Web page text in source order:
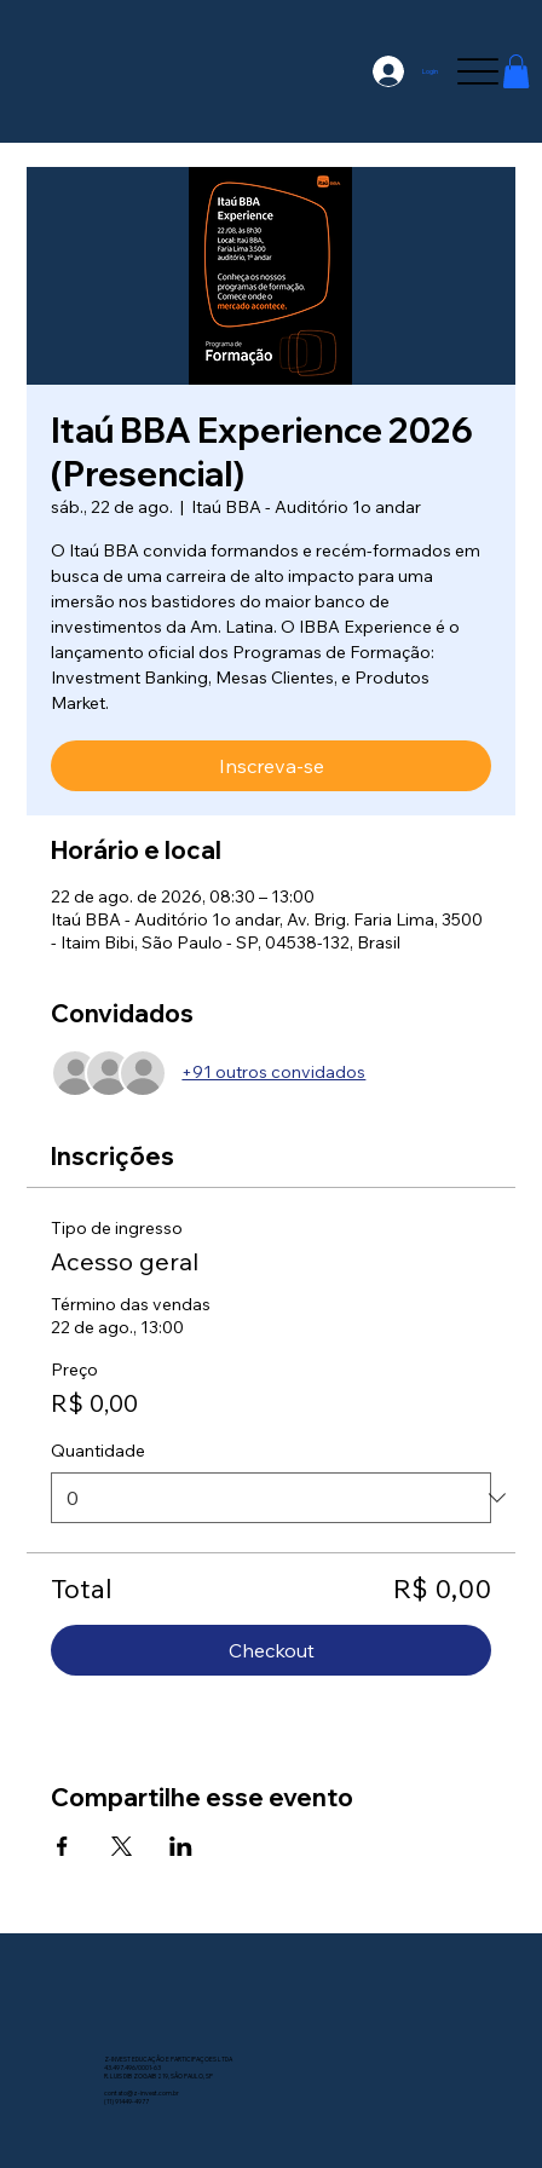
Login
Itaú BBA Experience 2026
(Presencial)
sáb., 22 de ago.
  |
Itaú BBA - Auditório 1o andar
O Itaú BBA convida formandos e recém-formados em
busca de uma carreira de alto impacto para uma
imersão nos bastidores do maior banco de
investimentos da Am. Latina. O IBBA Experience é o
lançamento oficial dos Programas de Formação:
Investment Banking, Mesas Clientes, e Produtos
Market.
Inscreva-se
Horário e local
22 de ago. de 2026, 08:30 – 13:00
Itaú BBA - Auditório 1o andar, Av. Brig. Faria Lima, 3500
- Itaim Bibi, São Paulo - SP, 04538-132, Brasil
Convidados
+91 outros convidados
Inscrições
Tipo de ingresso
Acesso geral
Término das vendas
22 de ago., 13:00
Preço
R$ 0,00
Quantidade
Total R$ 0,00
Checkout
Compartilhe esse evento
Z-INVEST EDUCAÇÃO E PARTICIPAÇOES LTDA
43.497.496/0001-63
R. LUIS DIB ZOGAIB 219, SÃO PAULO, SP
contato@z-invest.com.br
(11) 91449-4977